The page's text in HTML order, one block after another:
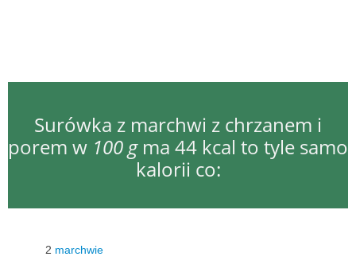
Surówka z marchwi z chrzanem i
porem w 100 gma 44 kcal to tyle samo
kalorii co:
2 marchwie